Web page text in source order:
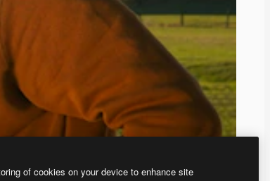
of cookies on your device to enhance site